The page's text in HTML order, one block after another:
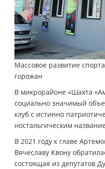
Массовое развитие
горожан
В микрорайоне «Шахта
социально значимый
клуб с истинно
ностальгическим
В 2021 году к главе
Вячеславу Квону
состоящая из депутатов